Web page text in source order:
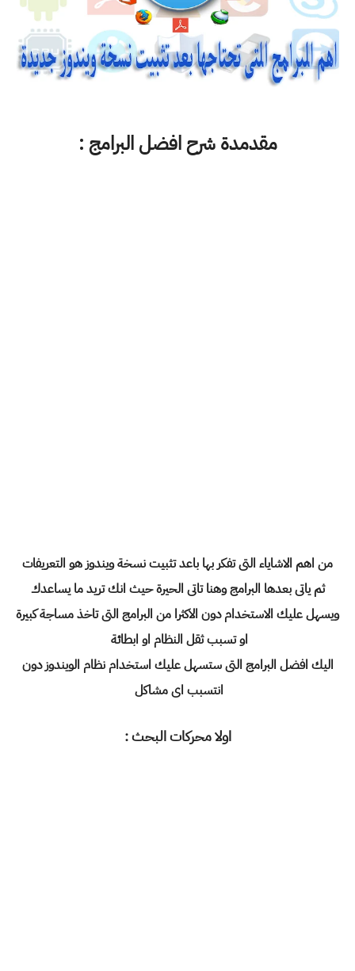
مقدمدة شرح افضل البرامج :
من اهم الاشاياء التى تفكر بها باعد تثبيت نسخة ويندوز هو التعريفات
ثم ياتى بعدها البرامج وهنا تاتى الحيرة حيث انك تريد ما يساعدك
ويسهل عليك الاستخدام دون الاكثرا من البرامج التى تاخذ مساجة كبيرة
او تسبب ثقل النظام او ابطائة
اليك افضل البرامج التى ستسهل عليك استخدام نظام الويندوز دون
انتسبب اى مشاكل
اولا محركات البحث :